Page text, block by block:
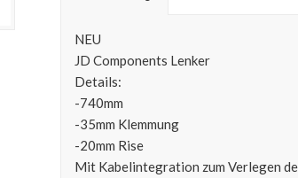
NEU
JD Components Lenker
Details:
-740mm
-35mm Klemmung
-20mm Rise
Mit Kabelintegration zum Verlegen